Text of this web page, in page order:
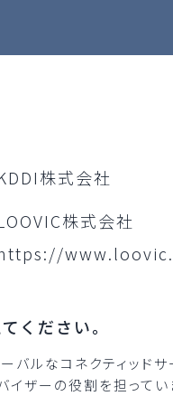
株式会社
株式会社
ください。
バルなコネクティッド
イザーの役割を担ってい